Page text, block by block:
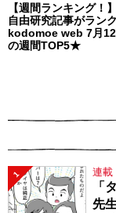
【週間ランキング！
自由研究記事がラン
kodomoe web 7月12
の週間TOP5★
1 連載
「
先